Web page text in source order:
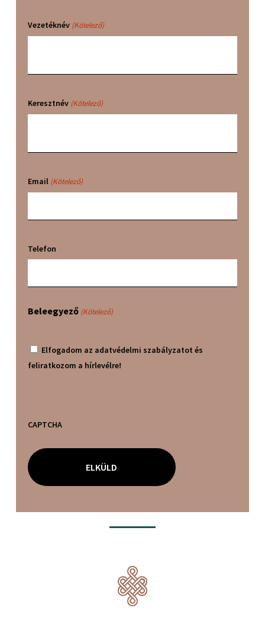
Vezetéknév (Kötelező)
Keresztnév (Kötelező)
Email (Kötelező)
Telefon
Beleegyező (Kötelező)
Elfogadom az adatvédelmi szabályzatot és
feliratkozom a hírlevélre!
CAPTCHA